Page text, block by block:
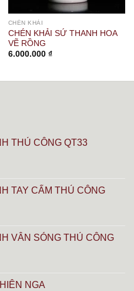
CHÉN KHẢI
CHÉN KHẢI SỨ THANH HOA
VẼ RỒNG
6.000.000 ₫
THỦ CÔNG QT33
TAY CẨM THỦ CÔNG
VÂN SÓNG THỦ CÔNG
NGA